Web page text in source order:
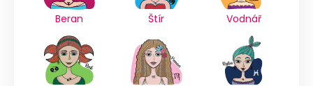
Beran Štír Vodnář